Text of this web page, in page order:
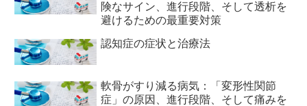
険なサイン、進行段階、そして透析を
避けるための最重要対策
認知症の症状と治療法
軟骨がすり減る病気：「変形性関節
症」の原因、進行段階、そして痛みを